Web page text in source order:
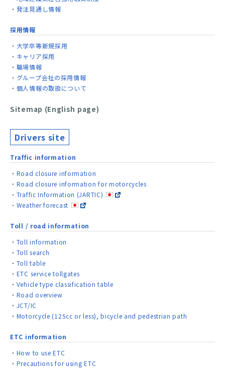
発注見通し情報
採用情報
大学卒等新規採用
キャリア採用
職場情報
グループ会社の採用情報
個人情報の取扱について
Sitemap (English page)
Drivers site
Traffic information
Road closure information
Road closure information for motorcycles
Traffic Information (JARTIC)
Weather forecast
Toll / road information
Toll information
Toll search
Toll table
ETC service tollgates
Vehicle type classification table
Road overview
JCT/IC
Motorcycle (125cc or less), bicycle and pedestrian path
ETC information
How to use ETC
Precautions for using ETC